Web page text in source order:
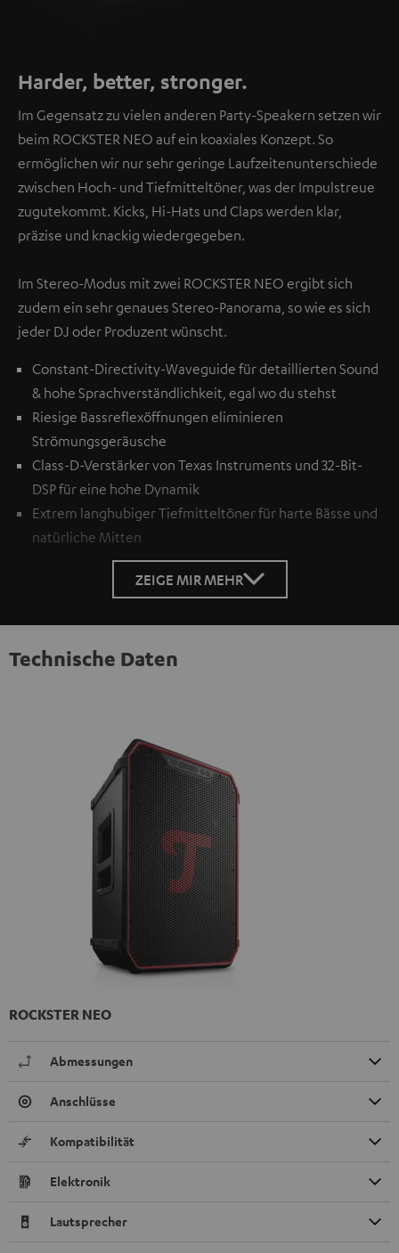
Harder, better, stronger.
Im Gegensatz zu vielen anderen Party-Speakern setzen wir
beim ROCKSTER NEO auf ein koaxiales Konzept. So
ermöglichen wir nur sehr geringe Laufzeitenunterschiede
zwischen Hoch- und Tiefmitteltöner, was der Impulstreue
zugutekommt. Kicks, Hi-Hats und Claps werden klar,
präzise und knackig wiedergegeben.
Im Stereo-Modus mit zwei ROCKSTER NEO ergibt sich
zudem ein sehr genaues Stereo-Panorama, so wie es sich
jeder DJ oder Produzent wünscht.
Constant-Directivity-Waveguide für detaillierten Sound
& hohe Sprachverständlichkeit, egal wo du stehst
Riesige Bassreflexöffnungen eliminieren
Strömungsgeräusche
Class-D-Verstärker von Texas Instruments und 32-Bit-
DSP für eine hohe Dynamik
Extrem langhubiger Tiefmitteltöner für harte Bässe und
natürliche Mitten
ZEIGE MIR MEHR
Technische Daten
ROCKSTER NEO
Abmessungen
Anschlüsse
Kompatibilität
Elektronik
Lautsprecher